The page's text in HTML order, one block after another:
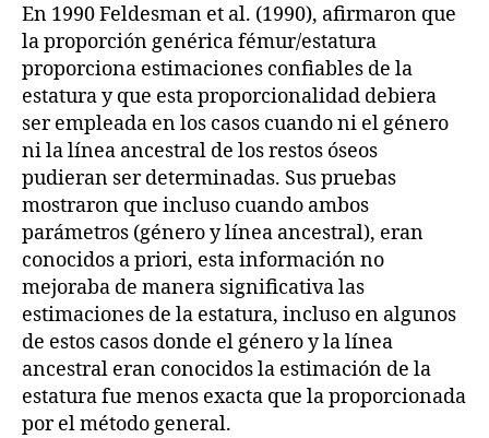
En 1990 Feldesman et al. (1990), afirmaron que
la proporción genérica fémur/estatura
proporciona estimaciones confiables de la
estatura y que esta proporcionalidad debiera
ser empleada en los casos cuando ni el género
ni la línea ancestral de los restos óseos
pudieran ser determinadas. Sus pruebas
mostraron que incluso cuando ambos
parámetros (género y línea ancestral), eran
conocidos a priori, esta información no
mejoraba de manera significativa las
estimaciones de la estatura, incluso en algunos
de estos casos donde el género y la línea
ancestral eran conocidos la estimación de la
estatura fue menos exacta que la proporcionada
por el método general.